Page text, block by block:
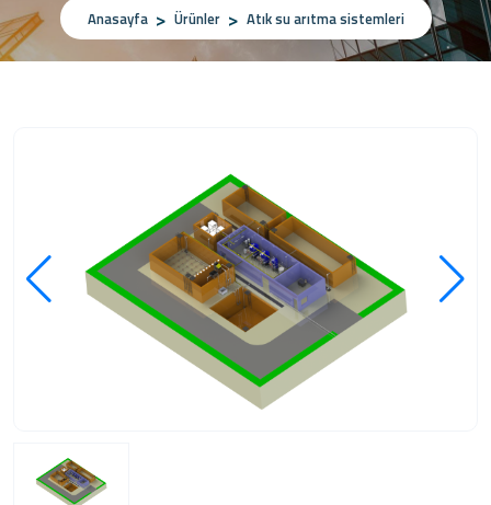
Anasayfa Ürünler Atık su arıtma sistemleri